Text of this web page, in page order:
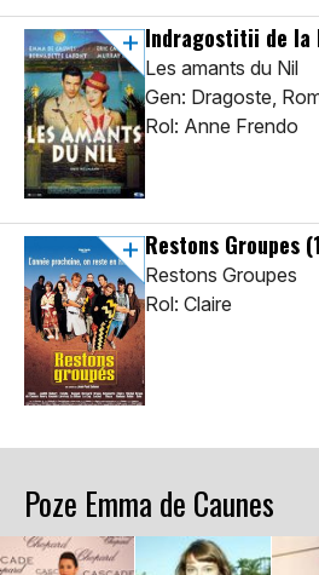
Indragostitii de la
Les amants du Nil
Gen: Dragoste,
Rol: Anne Frendo
Restons Groupes
Restons Groupes
Rol: Claire
Poze Emma de Caunes